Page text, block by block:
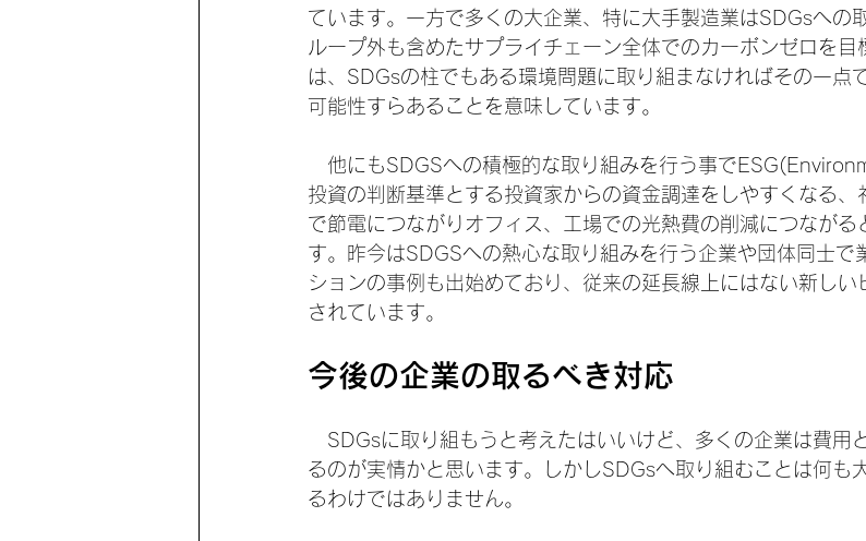
ています。一方で多くの大企業、特に大手製造業はSDGsへの
ループ外も含めたサプライチェーン全体でのカーボンゼロを
は、SDGsの柱でもある環境問題に取り組まなければその一点
可能性すらあることを意味しています。
他にもSDGSへの積極的な取り組みを行う事で
投資の判断基準とする投資家からの資金調達をしやすくなる、
で節電につながりオフィス、工場での光熱費の削減につながる
す。昨今はSDGSへの熱心な取り組みを行う企業や団体同士で
ションの事例も出始めており、従来の延長線上にはない新し
されています。
今後の企業の取るべき対応
SDGsに取り組もうと考えたはいいけど、多くの企業は費用
るのが実情かと思います。しかしSDGsへ取り組むことは何も
るわけではありません。